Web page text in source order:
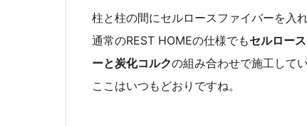
柱と柱の間にセルロースファイバーを入れ
通常のREST HOMEの仕様でもセルロー
ーと炭化コルクの組み合わせで施工してい
ここはいつもどおりですね。